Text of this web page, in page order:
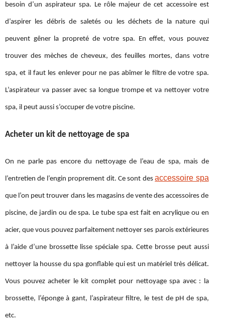
besoin d’un aspirateur spa. Le rôle majeur de cet accessoire est
d’aspirer les débris de saletés ou les déchets de la nature qui
peuvent gêner la propreté de votre spa. En effet, vous pouvez
trouver des mèches de cheveux, des feuilles mortes, dans votre
spa, et il faut les enlever pour ne pas abîmer le filtre de votre spa.
L’aspirateur va passer avec sa longue trompe et va nettoyer votre
spa, il peut aussi s’occuper de votre piscine.
Acheter un kit de nettoyage de spa
On ne parle pas encore du nettoyage de l’eau de spa, mais de
l’entretien de l’engin proprement dit. Ce sont desaccessoire spa
que l’on peut trouver dans les magasins de vente des accessoires de
piscine, de jardin ou de spa. Le tube spa est fait en acrylique ou en
acier, que vous pouvez parfaitement nettoyer ses parois extérieures
à l’aide d’une brossette lisse spéciale spa. Cette brosse peut aussi
nettoyer la housse du spa gonflable qui est un matériel très délicat.
Vous pouvez acheter le kit complet pour nettoyage spa avec : la
brossette, l’éponge à gant, l’aspirateur filtre, le test de pH de spa,
etc.